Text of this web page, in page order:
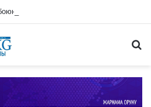
СИЗОго камакка алынды